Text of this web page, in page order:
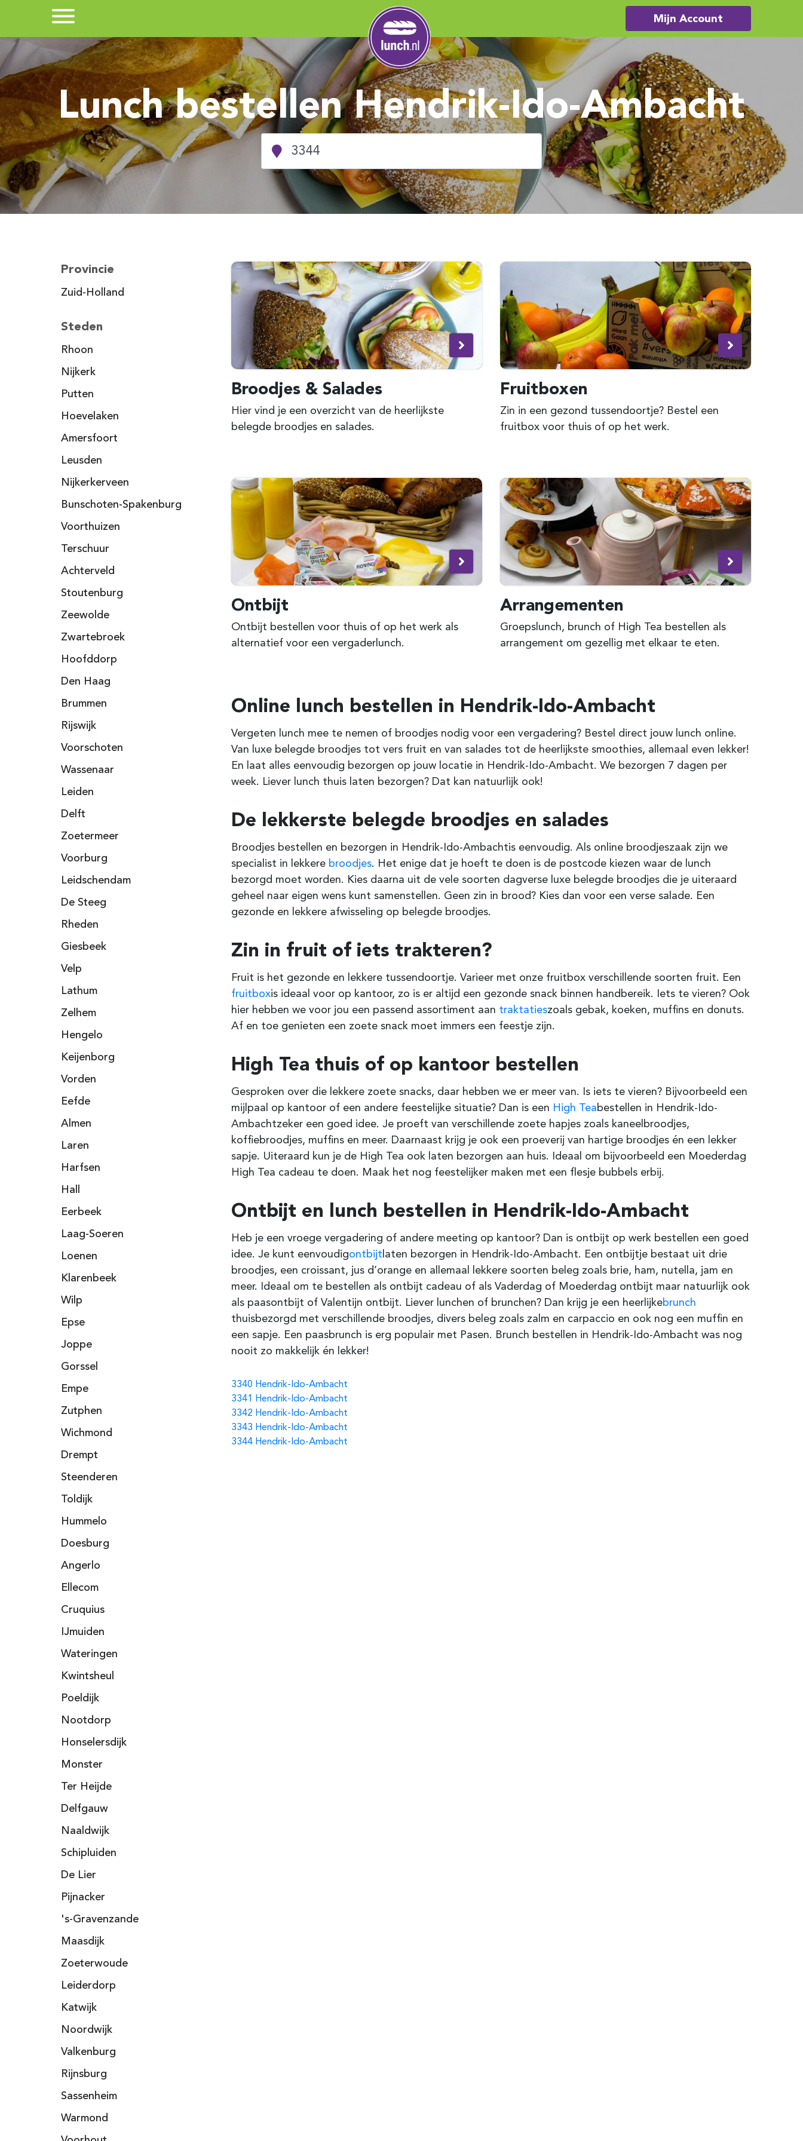
Mijn Account
Lunch bestellen Hendrik-Ido-Ambacht
Provincie
Zuid-Holland
Steden
Rhoon
Nijkerk
Putten
Hoevelaken
Amersfoort
Leusden
Nijkerkerveen
Bunschoten-Spakenburg
Voorthuizen
Terschuur
Achterveld
Stoutenburg
Zeewolde
Zwartebroek
Hoofddorp
Den Haag
Brummen
Rijswijk
Voorschoten
Wassenaar
Leiden
Delft
Zoetermeer
Voorburg
Leidschendam
De Steeg
Rheden
Giesbeek
Velp
Lathum
Zelhem
Hengelo
Keijenborg
Vorden
Eefde
Almen
Laren
Harfsen
Hall
Eerbeek
Laag-Soeren
Loenen
Klarenbeek
Wilp
Epse
Joppe
Gorssel
Empe
Zutphen
Wichmond
Drempt
Steenderen
Toldijk
Hummelo
Doesburg
Angerlo
Ellecom
Cruquius
IJmuiden
Wateringen
Kwintsheul
Poeldijk
Nootdorp
Honselersdijk
Monster
Ter Heijde
Delfgauw
Naaldwijk
Schipluiden
De Lier
Pijnacker
's-Gravenzande
Maasdijk
Zoeterwoude
Leiderdorp
Katwijk
Noordwijk
Valkenburg
Rijnsburg
Sassenheim
Warmond
Broodjes & Salades
Hier vind je een overzicht van de heerlijkste
belegde broodjes en salades.
Fruitboxen
Zin in een gezond tussendoortje? Bestel een
fruitbox voor thuis of op het werk.
Ontbijt
Ontbijt bestellen voor thuis of op het werk als
alternatief voor een vergaderlunch.
Arrangementen
Groepslunch, brunch of High Tea bestellen als
arrangement om gezellig met elkaar te eten.
Online lunch bestellen in Hendrik-Ido-Ambacht
Vergeten lunch mee te nemen of broodjes nodig voor een vergadering? Bestel direct jouw lunch online.
Van luxe belegde broodjes tot vers fruit en van salades tot de heerlijkste smoothies, allemaal even lekker!
En laat alles eenvoudig bezorgen op jouw locatie in Hendrik-Ido-Ambacht. We bezorgen 7 dagen per
week. Liever lunch thuis laten bezorgen? Dat kan natuurlijk ook!
De lekkerste belegde broodjes en salades
Broodjes bestellen en bezorgen in Hendrik-Ido-Ambachtis eenvoudig. Als online broodjeszaak zijn we
specialist in lekkere broodjes. Het enige dat je hoeft te doen is de postcode kiezen waar de lunch
bezorgd moet worden. Kies daarna uit de vele soorten dagverse luxe belegde broodjes die je uiteraard
geheel naar eigen wens kunt samenstellen. Geen zin in brood? Kies dan voor een verse salade. Een
gezonde en lekkere afwisseling op belegde broodjes.
Zin in fruit of iets trakteren?
Fruit is het gezonde en lekkere tussendoortje. Varieer met onze fruitbox verschillende soorten fruit. Een
fruitboxis ideaal voor op kantoor, zo is er altijd een gezonde snack binnen handbereik. Iets te vieren? Ook
hier hebben we voor jou een passend assortiment aan traktatieszoals gebak, koeken, muffins en donuts.
Af en toe genieten een zoete snack moet immers een feestje zijn.
High Tea thuis of op kantoor bestellen
Gesproken over die lekkere zoete snacks, daar hebben we er meer van. Is iets te vieren? Bijvoorbeeld een
mijlpaal op kantoor of een andere feestelijke situatie? Dan is een High Teabestellen in Hendrik-Ido-
Ambachtzeker een goed idee. Je proeft van verschillende zoete hapjes zoals kaneelbroodjes,
koffiebroodjes, muffins en meer. Daarnaast krijg je ook een proeverij van hartige broodjes én een lekker
sapje. Uiteraard kun je de High Tea ook laten bezorgen aan huis. Ideaal om bijvoorbeeld een Moederdag
High Tea cadeau te doen. Maak het nog feestelijker maken met een flesje bubbels erbij.
Ontbijt en lunch bestellen in Hendrik-Ido-Ambacht
Heb je een vroege vergadering of andere meeting op kantoor? Dan is ontbijt op werk bestellen een goed
idee. Je kunt eenvoudigontbijt laten bezorgen in Hendrik-Ido-Ambacht. Een ontbijtje bestaat uit drie
broodjes, een croissant, jus d’orange en allemaal lekkere soorten beleg zoals brie, ham, nutella, jam en
meer. Ideaal om te bestellen als ontbijt cadeau of als Vaderdag of Moederdag ontbijt maar natuurlijk ook
als paasontbijt of Valentijn ontbijt. Liever lunchen of brunchen? Dan krijg je een heerlijkebrunch
thuisbezorgd met verschillende broodjes, divers beleg zoals zalm en carpaccio en ook nog een muffin en
een sapje. Een paasbrunch is erg populair met Pasen. Brunch bestellen in Hendrik-Ido-Ambacht was nog
nooit zo makkelijk én lekker!
3340 Hendrik-Ido-Ambacht
3341 Hendrik-Ido-Ambacht
3342 Hendrik-Ido-Ambacht
3343 Hendrik-Ido-Ambacht
3344 Hendrik-Ido-Ambacht